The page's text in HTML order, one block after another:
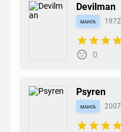
Devilman
манга 1972
0
Psyren
манга 2007